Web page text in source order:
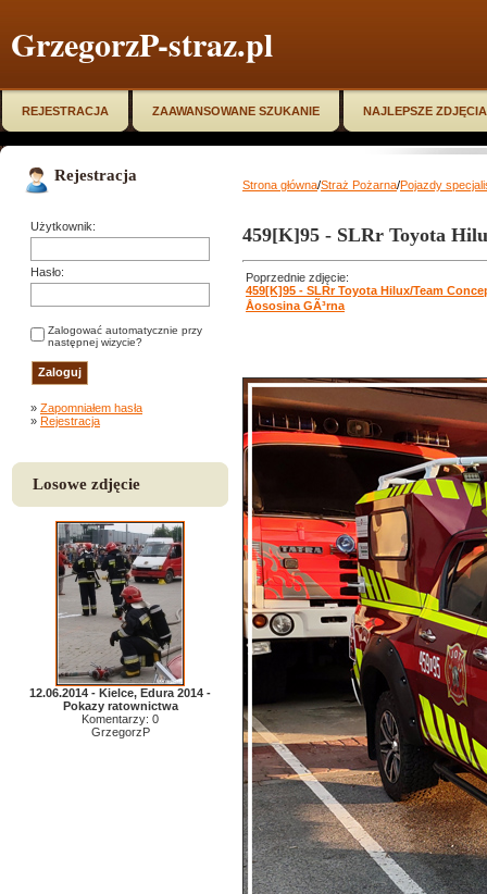
GrzegorzP-straz.pl
REJESTRACJA ZAAWANSOWANE SZUKANIE NAJLEPSZE ZDJĘCIA
Rejestracja
Użytkownik:
Hasło:
Zalogować automatycznie przy
następnej wizycie?
» Zapomniałem hasła
» Rejestracja
Losowe zdjęcie
12.06.2014 - Kielce, Edura 2014 -
Pokazy ratownictwa
Komentarzy: 0
GrzegorzP
Strona główna/Straż Pożarna/Pojazdy
459[K]95 - SLRr Toyota
Poprzednie zdjęcie:
459[K]95 - SLRr Toyota Hilux/Team
Åososina GÃ³rna